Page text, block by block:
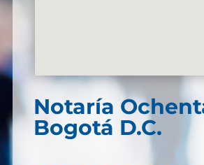
Notaría
Bogotá D.C.